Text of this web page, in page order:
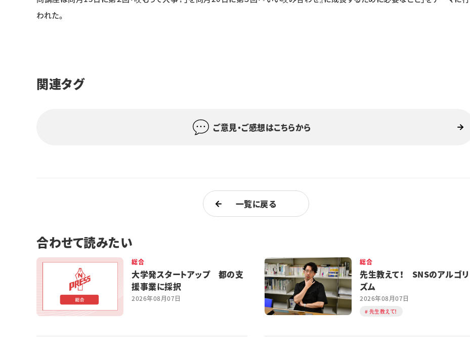
われた。
関連タグ
ご意見・ご感想はこちらから
一覧に戻る
合わせて読みたい
総合
大学発スタートアップ 都の支
援事業に採択
2026年08月07日
総合
先生教えて！ SNSのアルゴリ
ズム
2026年08月07日
先生教えて！